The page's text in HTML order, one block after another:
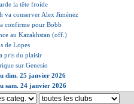
la tête froide
va conserver Alex Jiménez
confirme pour Bobb
au Kazakhstan (off.)
de Lopes
pris du plaisir
sur Genesio
dim. 25 janvier 2026
sam. 24 janvier 2026